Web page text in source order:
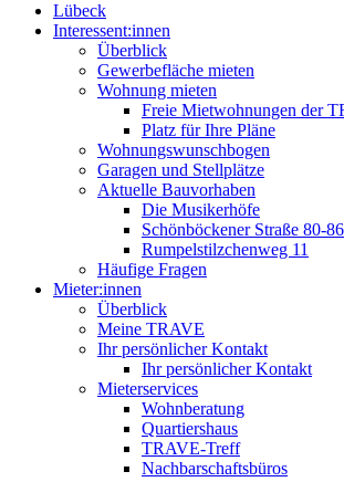
Lübeck
Interessent:innen
Überblick
Gewerbefläche mieten
Wohnung mieten
Freie Mietwohnungen der
Platz für Ihre Pläne
Wohnungswunschbogen
Garagen und Stellplätze
Aktuelle Bauvorhaben
Die Musikerhöfe
Schönböckener Straße 80-
Rumpelstilzchenweg 11
Häufige Fragen
Mieter:innen
Überblick
Meine TRAVE
Ihr persönlicher Kontakt
Ihr persönlicher Kontakt
Mieterservices
Wohnberatung
Quartiershaus
TRAVE-Treff
Nachbarschaftsbüros